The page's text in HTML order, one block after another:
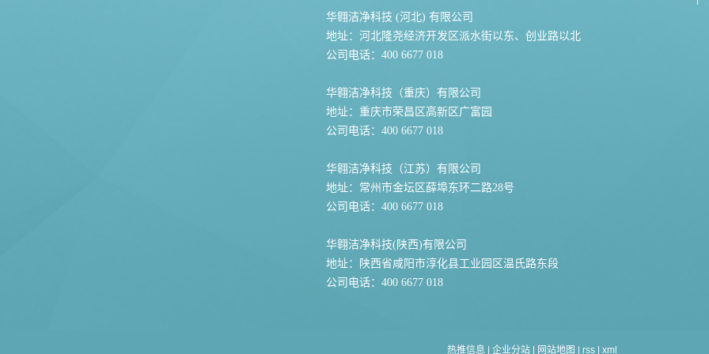
华翱洁净科技 (河北) 有限公司
地址：河北隆尧经济开发区派水街以东、创业路以北
公司电话：400 6677 018
华翱洁净科技（重庆）有限公司
地址：重庆市荣昌区高新区广富园
公司电话：400 6677 018
华翱洁净科技（江苏）有限公司
地址：常州市金坛区薛埠东环二路28号
公司电话：400 6677 018
华翱洁净科技(陕西)有限公司
地址：陕西省咸阳市淳化县工业园区温氏路东段
公司电话：400 6677 018
热推信息 | 企业分站| 网站地图 | rss| xml